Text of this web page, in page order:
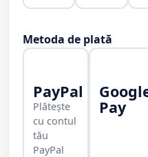
Metoda de plată
PayPal
Plătește
cu contul
tău
PayPal
Pay